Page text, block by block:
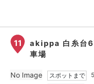
11
akippa 白糸台
車場
スポットまで
No Image